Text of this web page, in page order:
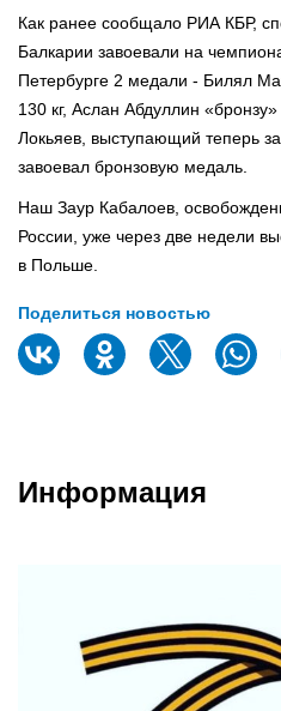
Как ранее сообщало РИА КБР,
Балкарии завоевали на
Петербурге 2 медали - Билял
130 кг, Аслан Абдуллин
Локьяев, выступающий теперь
завоевал бронзовую медаль.
Наш Заур Кабалоев,
России, уже через две недели
в Польше.
Поделиться новостью
Информация